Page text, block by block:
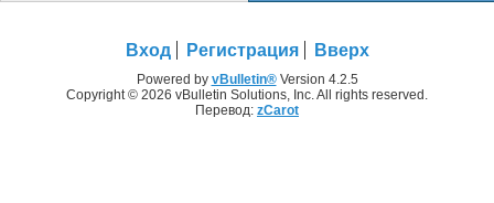
Вход Регистрация Вверх
Powered by vBulletin®Version 4.2.5
Copyright © 2026 vBulletin Solutions, Inc. All rights reserved.
Перевод: zCarot